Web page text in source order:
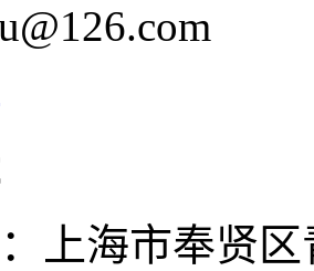
上海市奉贤